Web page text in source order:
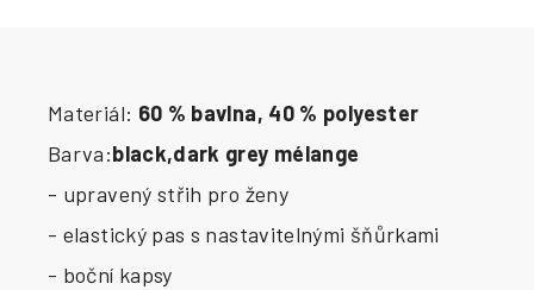
Materiál: 60 % bavlna, 40 % polyester
Barva:black,dark grey mélange
- upravený střih pro ženy
- elastický pas s nastavitelnými šňůrkami
- boční kapsy